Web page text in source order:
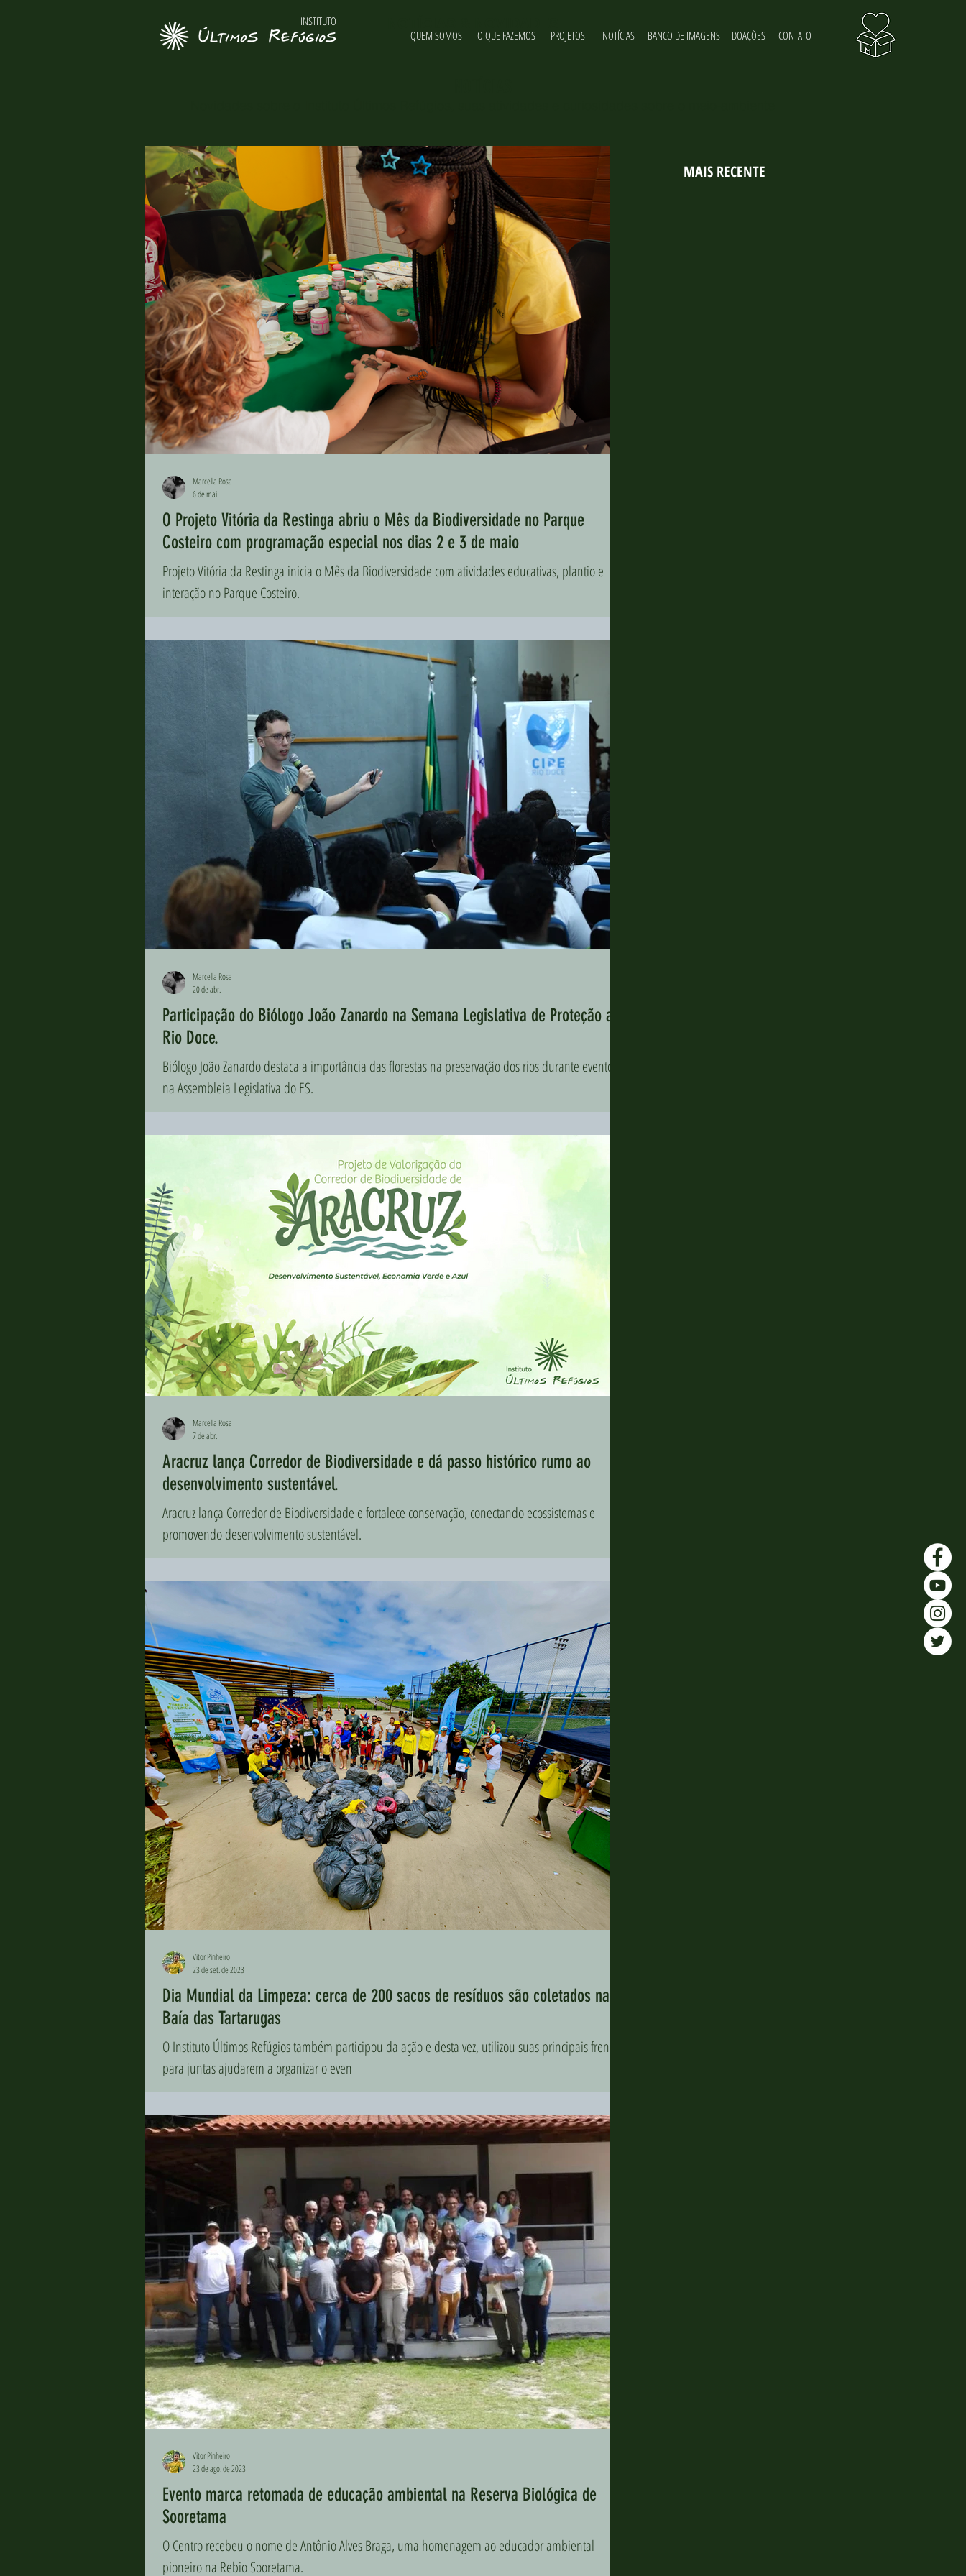
O Projeto Vitória da Restinga abriu o Mês da Biodiversidade no Parque
Costeiro com programação especial nos dias 2 e 3 de maio
Projeto Vitória da Restinga inicia o Mês da Biodiversidade com atividades educativas, plantio e
interação no Parque Costeiro.
Marcella Rosa
6 de mai.
Participação do Biólogo João Zanardo na Semana Legislativa de Proteção ao
Rio Doce.
Biólogo João Zanardo destaca a importância das florestas na preservação dos rios durante evento
na Assembleia Legislativa do ES.
Marcella Rosa
20 de abr.
Aracruz lança Corredor de Biodiversidade e dá passo histórico rumo ao
desenvolvimento sustentável.
Aracruz lança Corredor de Biodiversidade e fortalece conservação, conectando ecossistemas e
promovendo desenvolvimento sustentável.
Marcella Rosa
7 de abr.
Dia Mundial da Limpeza: cerca de 200 sacos de resíduos são coletados na
Baía das Tartarugas
O Instituto Últimos Refúgios também participou da ação e desta vez, utilizou suas principais frentes
para juntas ajudarem a organizar o even
Vitor Pinheiro
23 de set. de 2023
Evento marca retomada de educação ambiental na Reserva Biológica de
Sooretama
O Centro recebeu o nome de Antônio Alves Braga, uma homenagem ao educador ambiental
pioneiro na Rebio Sooretama.
Vitor Pinheiro
23 de ago. de 2023
MAIS RECENTE
INSTITUTO
QUEM SOMOS
O QUE FAZEMOS PROJETOS NOTÍCIAS BANCO DE IMAGENS DOAÇÕES CONTATO